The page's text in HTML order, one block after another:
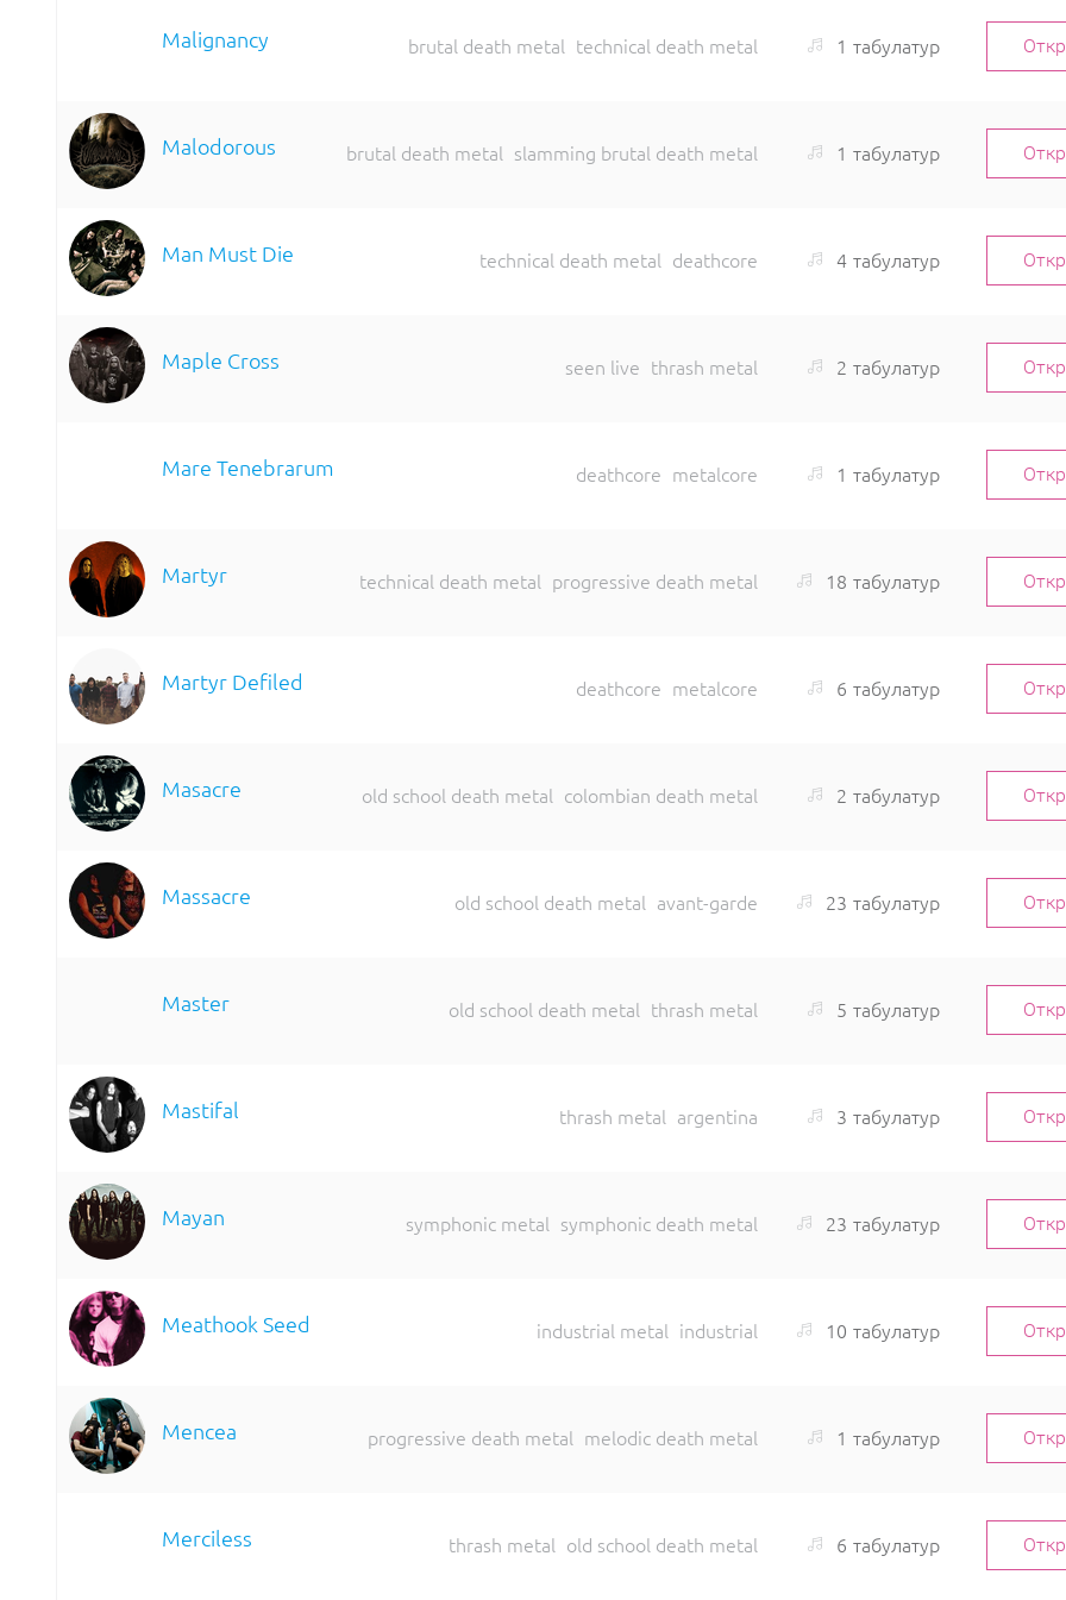
Malignancy brutal death metal technical death metal 1 табулатур
Malodorous brutal death metal slamming brutal death metal 1 табулатур
Man Must Die technical death metal deathcore 4 табулатур
Maple Cross seen live thrash metal 2 табулатур
Mare Tenebrarum deathcore metalcore 1 табулатур
Martyr technical death metal progressive death metal 18 табулатур
Martyr Defiled deathcore metalcore 6 табулатур
Masacre old school death metal colombian death metal 2 табулатур
Massacre old school death metal avant-garde 23 табулатур
Master old school death metal thrash metal 5 табулатур
Mastifal thrash metal argentina 3 табулатур
Mayan symphonic metal symphonic death metal 23 табулатур
Meathook Seed industrial metal industrial 10 табулатур
Mencea progressive death metal melodic death metal 1 табулатур
Merciless thrash metal old school death metal 6 табулатур